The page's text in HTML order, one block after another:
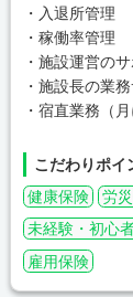
・入退所管理
・稼働率管理
・施設運営の
・施設長の業
・宿直業務（
こだわりポイ
健康保険
労
未経験・初心
雇用保険